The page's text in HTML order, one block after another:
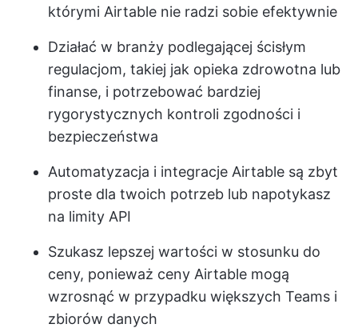
którymi Airtable nie radzi sobie efektywnie
Działać w branży podlegającej ścisłym
regulacjom, takiej jak opieka zdrowotna lub
finanse, i potrzebować bardziej
rygorystycznych kontroli zgodności i
bezpieczeństwa
Automatyzacja i integracje Airtable są zbyt
proste dla twoich potrzeb lub napotykasz
na limity API
Szukasz lepszej wartości w stosunku do
ceny, ponieważ ceny Airtable mogą
wzrosnąć w przypadku większych Teams i
zbiorów danych